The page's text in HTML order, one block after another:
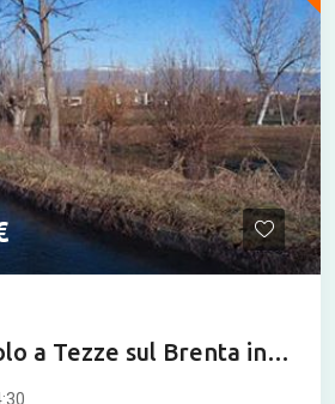
a Tezze sul Brenta in